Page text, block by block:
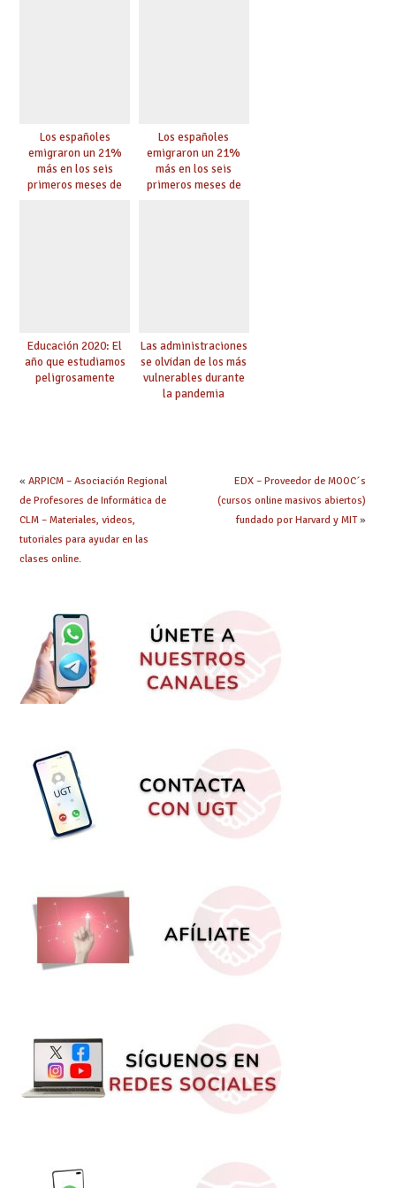
Los españoles
emigraron un 21%
más en los seis
primeros meses de
Los españoles
emigraron un 21%
más en los seis
primeros meses de
Educación 2020: El
año que estudiamos
peligrosamente
Las administraciones
se olvidan de los más
vulnerables durante
la pandemia
« ARPICM – Asociación Regional
de Profesores de Informática de
CLM – Materiales, videos,
tutoriales para ayudar en las
clases online.
EDX – Proveedor de MOOC´s
(cursos online masivos abiertos)
fundado por Harvard y MIT»